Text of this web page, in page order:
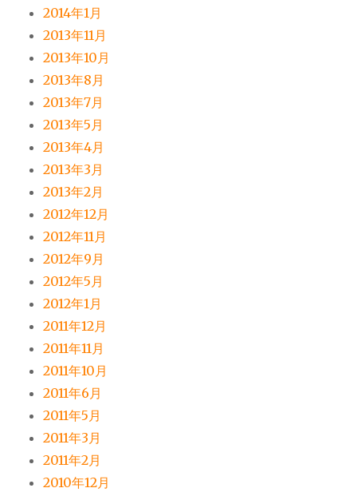
2014年1月
2013年11月
2013年10月
2013年8月
2013年7月
2013年5月
2013年4月
2013年3月
2013年2月
2012年12月
2012年11月
2012年9月
2012年5月
2012年1月
2011年12月
2011年11月
2011年10月
2011年6月
2011年5月
2011年3月
2011年2月
2010年12月